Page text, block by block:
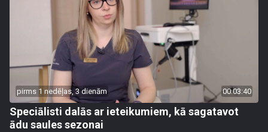
pirms 1 nedēļas, 3 dienām 00:03:40
Speciālisti dalās ar ieteikumiem, kā sagatavot
ādu saules sezonai